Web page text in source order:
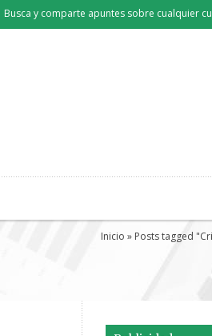
Busca y comparte apuntes sobre cualquier
Inicio » Posts tagged